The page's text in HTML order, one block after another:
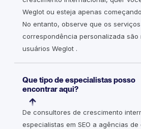
Weglot ou esteja apenas
No entanto, observe que os
correspondência personalizada são
usuários Weglot .
Que tipo de especialistas posso
encontrar aqui?
De consultores de crescimento
especialistas em SEO a agências